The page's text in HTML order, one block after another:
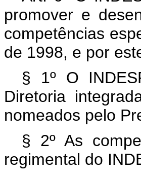
promover e
competências
de 1998, e por
§ 1º O
Diretoria
nomeados pelo
§ 2º As
regimental do